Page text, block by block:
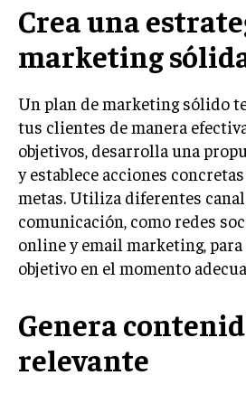
INNOVACIÓN EMPRESARIAL
GESTIÓN DEL CAMBIO
LIDERAZGO
HABILIDADES DIRECTIVAS
EMPRENDIMIENTO
PLANIFICACIÓN
FINANZAS
FINANZAS Y CONTABILIDAD
INVERSIONES Y MERCADOS
CONTABILIDAD EMPRESARIAL
Crea una
marketing
Un plan de marketing sólido
tus clientes de manera
objetivos, desarrolla una
y establece acciones
metas. Utiliza diferentes
comunicación, como redes
online y email marketing,
objetivo en el momento
Genera
relevante